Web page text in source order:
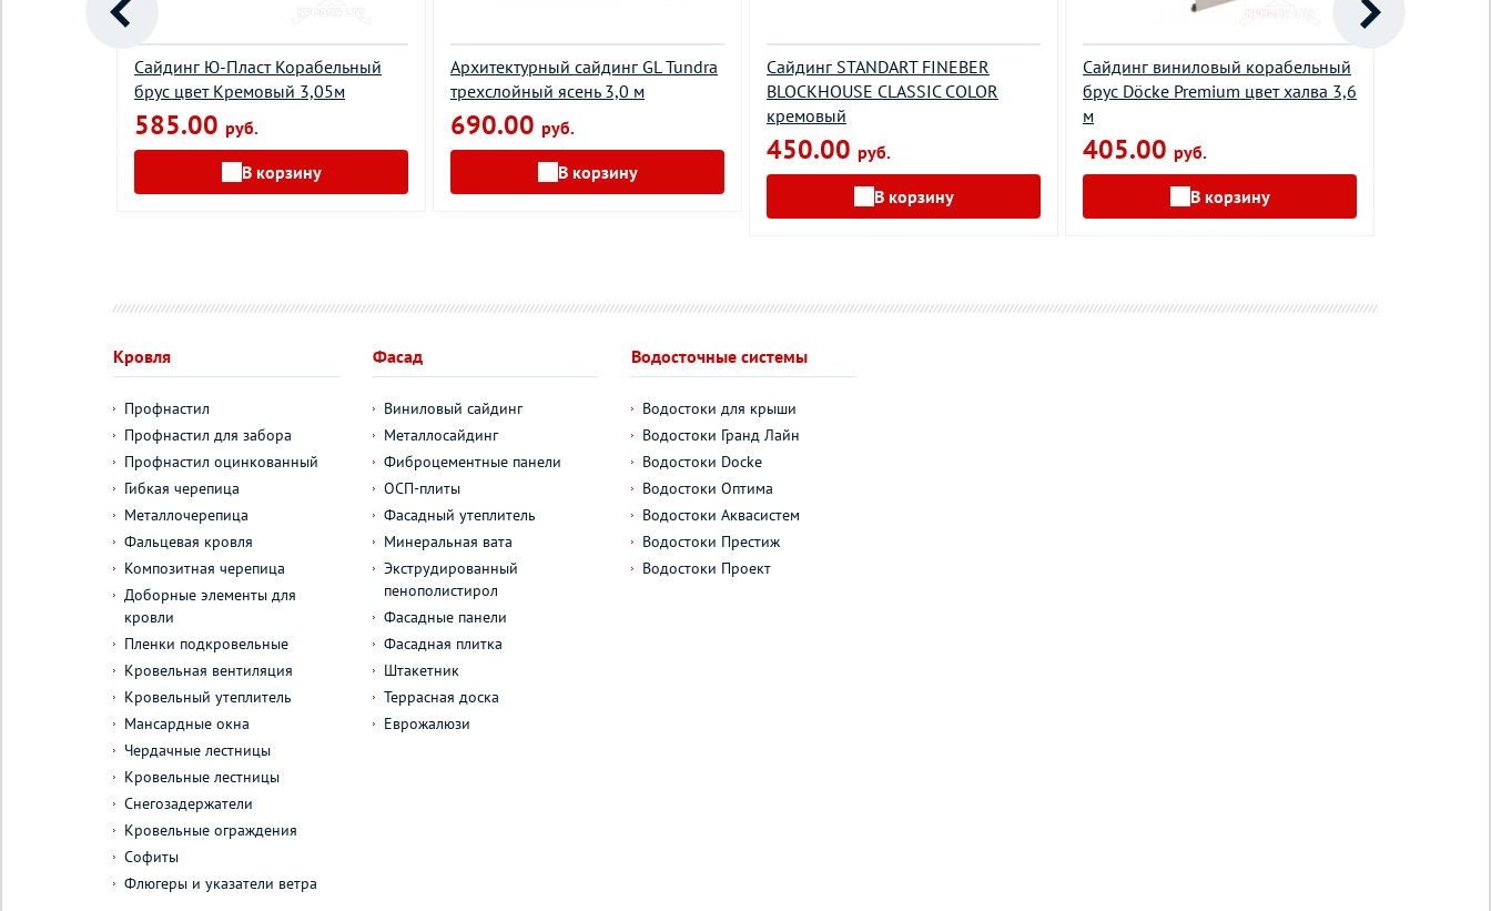
Сайдинг Ю-Пласт Корабельный
брус цвет Кремовый 3,05м
585.00 руб.
В корзину
Архитектурный сайдинг GL Tundra
трехслойный ясень 3,0 м
690.00 руб.
В корзину
Cайдинг STANDART FINEBER
BLOCKHOUSE CLASSIC COLOR
кремовый
450.00 руб.
В корзину
Сайдинг виниловый корабельный
брус Döcke Premium цвет халва 3,6
м
405.00 руб.
В корзину
Кровля
Профнастил
Профнастил для забора
Профнастил оцинкованный
Гибкая черепица
Металлочерепица
Фальцевая кровля
Композитная черепица
Доборные элементы для
кровли
Пленки подкровельные
Кровельная вентиляция
Кровельный утеплитель
Мансардные окна
Чердачные лестницы
Кровельные лестницы
Снегозадержатели
Кровельные ограждения
Софиты
Флюгеры и указатели ветра
Фасад
Виниловый сайдинг
Металлосайдинг
Фиброцементные панели
ОСП-плиты
Фасадный утеплитель
Минеральная вата
Экструдированный
пенополистирол
Фасадные панели
Фасадная плитка
Штакетник
Террасная доска
Еврожалюзи
Водосточные системы
Водостоки для крыши
Водостоки Гранд Лайн
Водостоки Docke
Водостоки Оптима
Водостоки Аквасистем
Водостоки Престиж
Водостоки Проект